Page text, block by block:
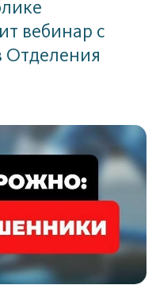
вебинар с
Отделения